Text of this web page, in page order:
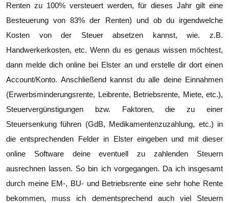
Renten zu 100% versteuert werden, für dieses Jahr gilt eine
Besteuerung von 83% der Renten) und ob du irgendwelche
Kosten von der Steuer absetzen kannst, wie. z.B.
Handwerkerkosten, etc. Wenn du es genaus wissen möchtest,
dann melde dich online bei Elster an und erstelle dir dort einen
Account/Konto. Anschließend kannst du alle deine Einnahmen
(Erwerbsminderungsrente, Leibrente, Betriebsrente, Miete, etc.),
Steuervergünstigungen bzw. Faktoren, die zu einer
Steuersenkung führen (GdB, Medikamentenzuzahlung, etc.) in
die entsprechenden Felder in Elster eingeben und mit dieser
online Software deine eventuell zu zahlenden Steuern
ausrechnen lassen. So bin ich vorgegangen. Da ich insgesamt
durch meine EM-, BU- und Betriebsrente eine sehr hohe Rente
bekommen, muss ich dementsprechend auch viel Steuern